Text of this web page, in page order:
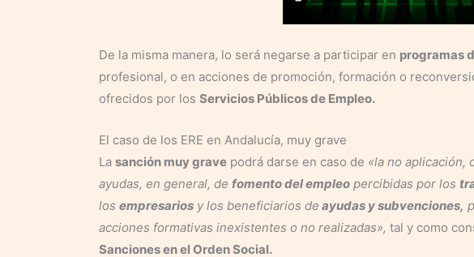
De la misma manera, lo será negarse a participar en programas
profesional, o en acciones de promoción, formación o
ofrecidos por los Servicios Públicos de Empleo.
El caso de los ERE en Andalucía, muy grave
La sanción muy grave podrá darse en caso de «la no aplicación,
ayudas, en general, de fomento del empleo percibidas por los
los empresarios y los beneficiarios de ayudas y subvenciones,
acciones formativas inexistentes o no realizadas», tal y como
Sanciones en el Orden Social.